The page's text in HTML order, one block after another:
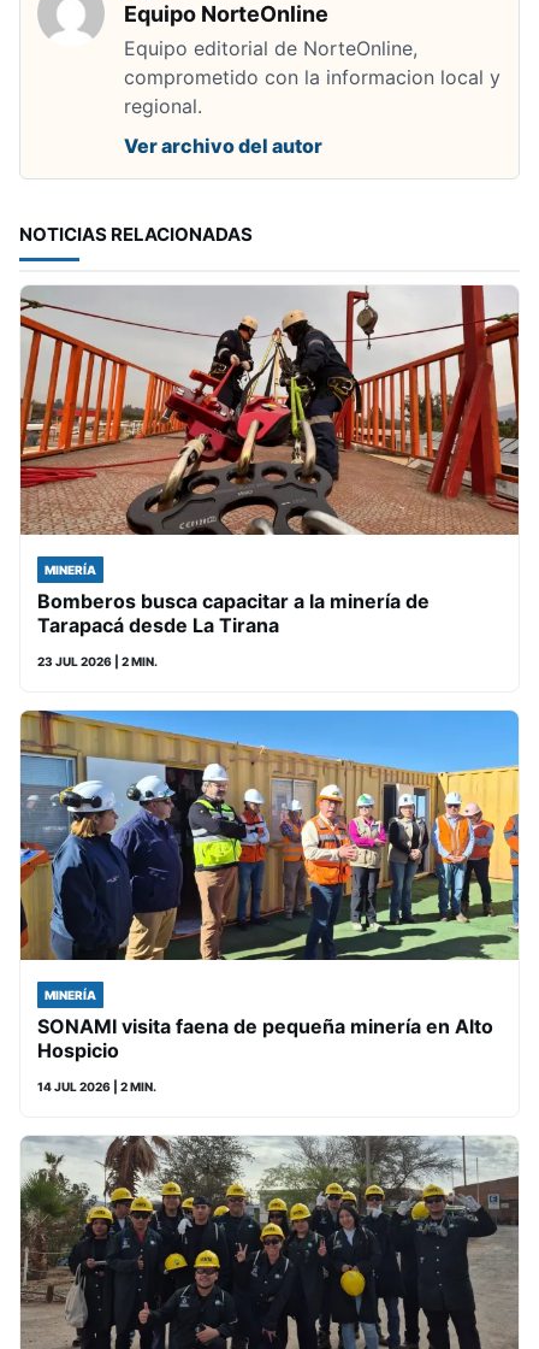
Equipo NorteOnline
Equipo editorial de NorteOnline,
comprometido con la informacion local y
regional.
Ver archivo del autor
NOTICIAS RELACIONADAS
MINERÍA
Bomberos busca capacitar a la minería de
Tarapacá desde La Tirana
23 JUL 2026 | 2 MIN.
MINERÍA
SONAMI visita faena de pequeña minería en Alto
Hospicio
14 JUL 2026 | 2 MIN.